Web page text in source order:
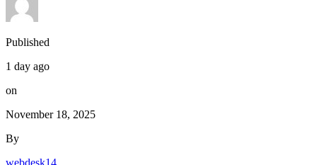
Published
1 day ago
on
November 18, 2025
By
webdesk14